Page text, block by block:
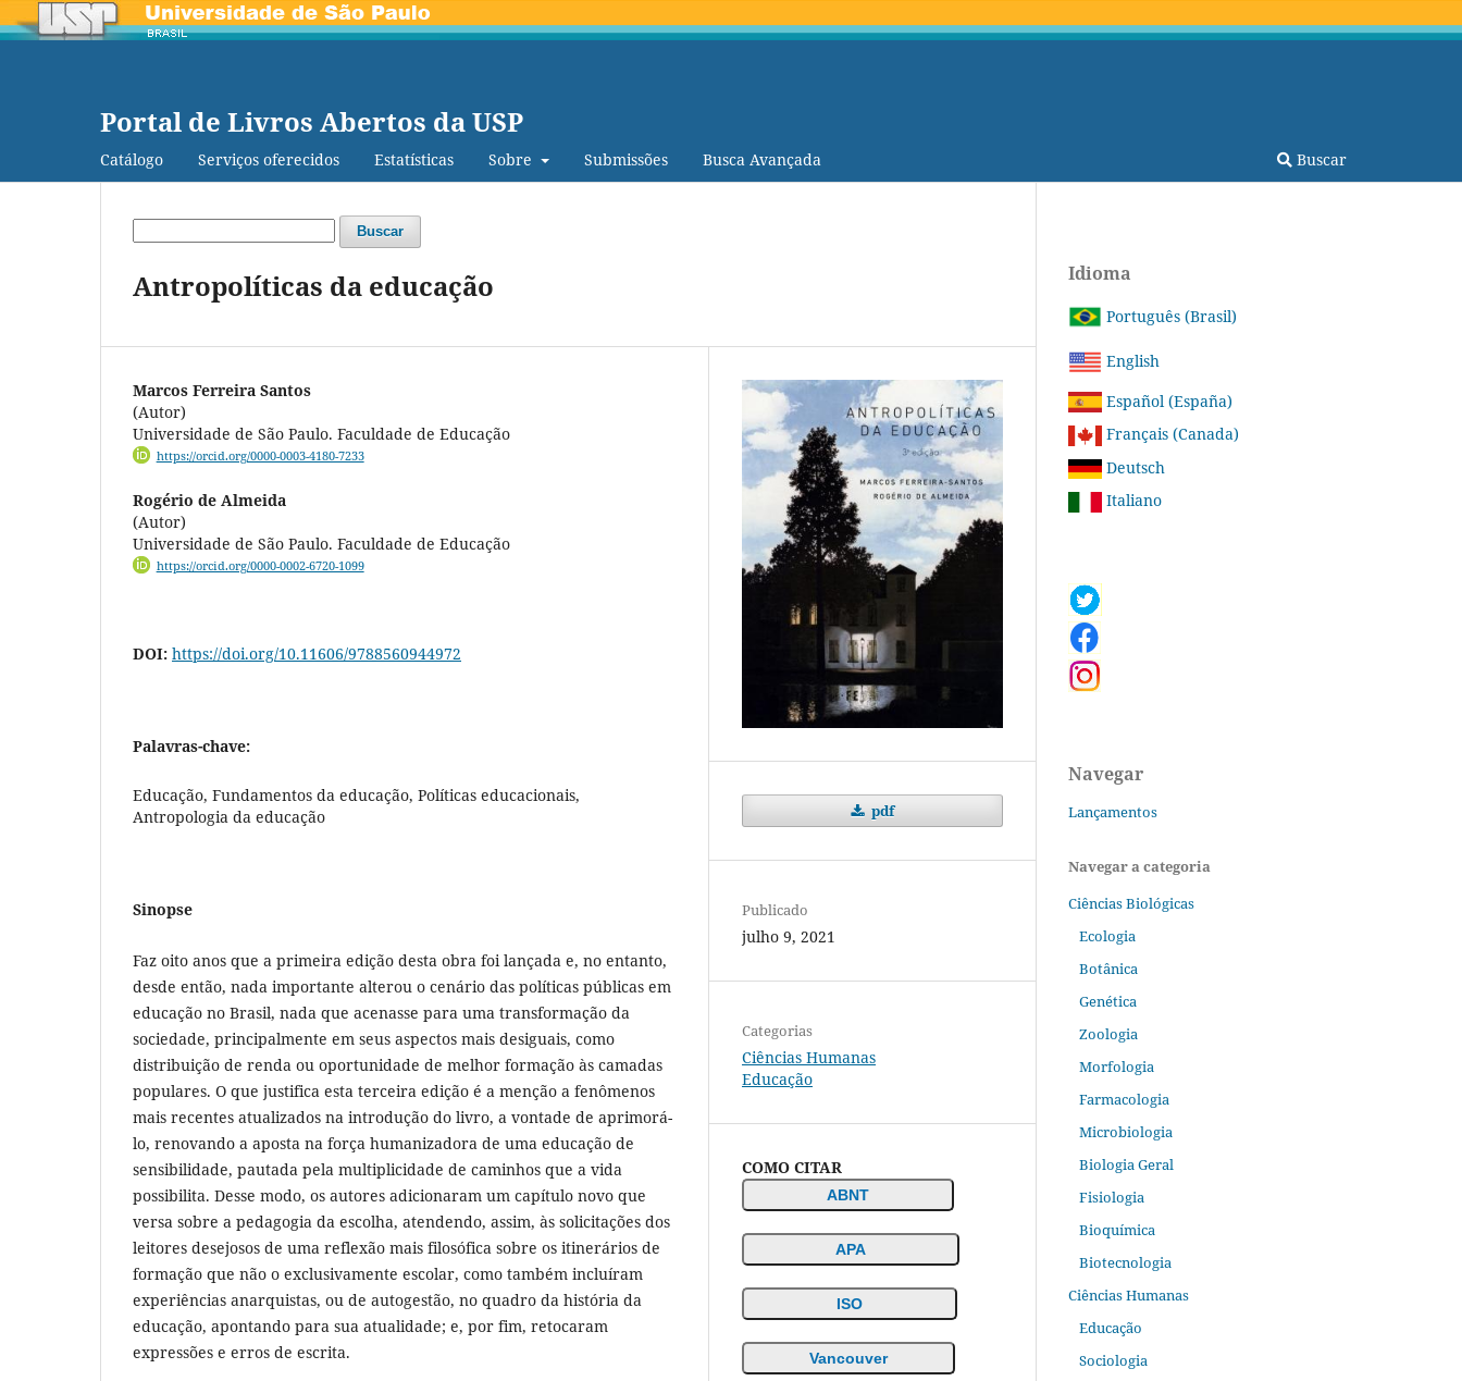
Portal de Livros Abertos da USP
Catálogo Serviços oferecidos Estatísticas Sobre Submissões Busca Avançada Buscar
Buscar
Antropolíticas da educação
Marcos Ferreira Santos
(Autor)
Universidade de São Paulo. Faculdade de Educação
https://orcid.org/0000-0003-4180-7233
Rogério de Almeida
(Autor)
Universidade de São Paulo. Faculdade de Educação
https://orcid.org/0000-0002-6720-1099
DOI: https://doi.org/10.11606/9788560944972
Palavras-chave:
Educação, Fundamentos da educação, Políticas educacionais,
Antropologia da educação
Sinopse
Faz oito anos que a primeira edição desta obra foi lançada e, no entanto,
desde então, nada importante alterou o cenário das políticas públicas em
educação no Brasil, nada que acenasse para uma transformação da
sociedade, principalmente em seus aspectos mais desiguais, como
distribuição de renda ou oportunidade de melhor formação às camadas
populares. O que justifica esta terceira edição é a menção a fenômenos
mais recentes atualizados na introdução do livro, a vontade de aprimorá-
lo, renovando a aposta na força humanizadora de uma educação de
sensibilidade, pautada pela multiplicidade de caminhos que a vida
possibilita. Desse modo, os autores adicionaram um capítulo novo que
versa sobre a pedagogia da escolha, atendendo, assim, às solicitações dos
leitores desejosos de uma reflexão mais filosófica sobre os itinerários de
formação que não o exclusivamente escolar, como também incluíram
experiências anarquistas, ou de autogestão, no quadro da história da
educação, apontando para sua atualidade; e, por fim, retocaram
expressões e erros de escrita.
pdf
Publicado
julho 9, 2021
Categorias
Ciências Humanas
Educação
COMO CITAR
ABNT
APA
ISO
Vancouver
Idioma
Português (Brasil)
English
Español (España)
Français (Canada)
Deutsch
Italiano
Navegar
Lançamentos
Navegar a categoria
Ciências Biológicas
Ecologia
Botânica
Genética
Zoologia
Morfologia
Farmacologia
Microbiologia
Biologia Geral
Fisiologia
Bioquímica
Biotecnologia
Ciências Humanas
Educação
Sociologia